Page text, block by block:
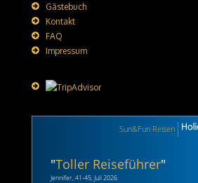
Gästebuch
Kontakt
FAQ
Impressum
Sun&Fun Reisen
"Toller Reiseführer"
Jennifer, 41-45, Juli 2026